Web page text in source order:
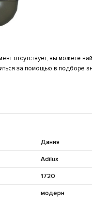
отсутствует, вы можете
за помощью в подборе
Дания
Adilux
1720
модерн